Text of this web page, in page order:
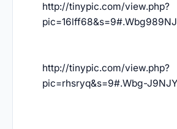
http://tinypic.com/view.php?
http://tinypic.com/view.php?
pic=rhsryq&s=9#.Wbg-